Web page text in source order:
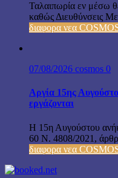
Ταλαιπωρία εν μέσω
καθώς Διευθύνσεις
διαφορα νεα
07/08/2026 cosmos 0
Αργία 15ης
εργάζονται
Η 15η Αυγούστου
60 Ν. 4808/2021,
διαφορα νεα